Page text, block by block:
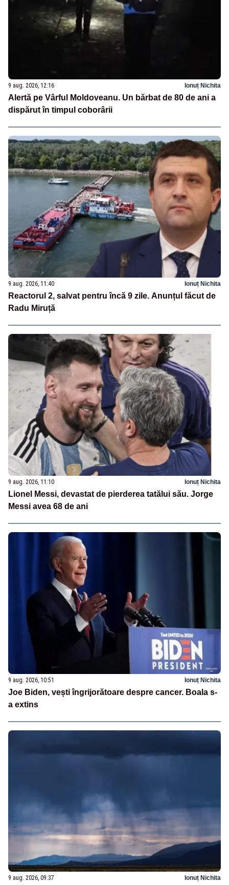
9 aug. 2026, 12:16 Ionuț Nichita
Alertă pe Vârful Moldoveanu. Un bărbat de 80 de ani a
dispărut în timpul coborârii
9 aug. 2026, 11:40 Ionuț Nichita
Reactorul 2, salvat pentru încă 9 zile. Anunțul făcut de
Radu Miruță
9 aug. 2026, 11:10 Ionuț Nichita
Lionel Messi, devastat de pierderea tatălui său. Jorge
Messi avea 68 de ani
9 aug. 2026, 10:51 Ionuț Nichita
Joe Biden, vești îngrijorătoare despre cancer. Boala s-
a extins
9 aug. 2026, 09:37 Ionuț Nichita